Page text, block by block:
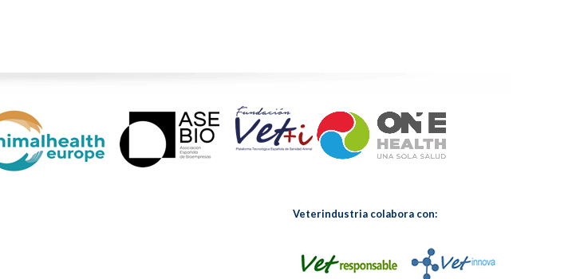
Veterindustria colabora con: